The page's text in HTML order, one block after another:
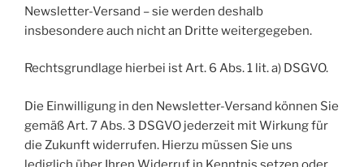
Newsletter-Versand – sie werden deshalb
insbesondere auch nicht an Dritte weitergegeben.
Rechtsgrundlage hierbei ist Art. 6 Abs. 1 lit. a) DSGVO.
Die Einwilligung in den Newsletter-Versand können Sie
gemäß Art. 7 Abs. 3 DSGVO jederzeit mit Wirkung für
die Zukunft widerrufen. Hierzu müssen Sie uns